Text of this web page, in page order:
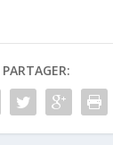
PARTAGER: